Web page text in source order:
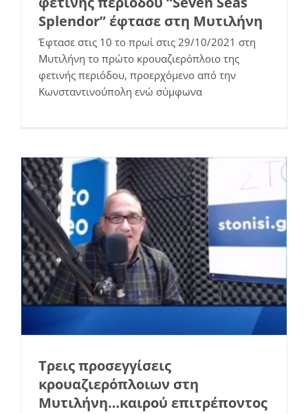
Splendor” έφτασε στη Μυτιλήνη
Έφτασε στις 10 το πρωί στις 29/10/2021 στη
Μυτιλήνη το πρώτο κρουαζιερόπλοιο της
φετινής περιόδου, προερχόμενο από την
Κωνσταντινούπολη ενώ σύμφωνα
Τρεις προσεγγίσεις κρουαζιερόπλοιων
στη Μυτιλήνη…καιρού επιτρέποντος
Τρεις προσεγγίσεις
κρουαζιερόπλοιων στη
Μυτιλήνη…καιρού επιτρέποντος